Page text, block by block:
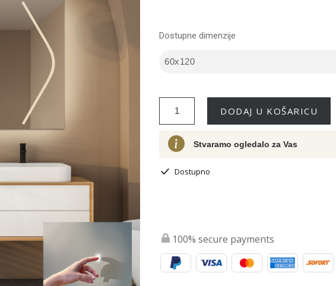
Dostupne dimenzije
DODAJ U KOŠARICU
Stvaramo ogledalo za Vas
Dostupno
100% secure payments